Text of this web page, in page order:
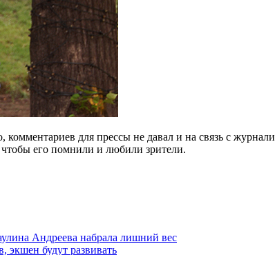
для прессы не давал и на связь с
его помнили и любили зрители.
Андреева набрала лишний вес
экшен будут развивать